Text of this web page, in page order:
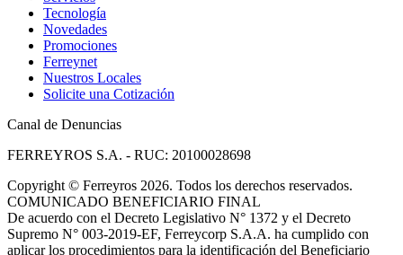
Tecnología
Novedades
Promociones
Ferreynet
Nuestros Locales
Solicite una Cotización
Canal de Denuncias
FERREYROS S.A. - RUC: 20100028698
Copyright © Ferreyros 2026. Todos los derechos reservados.
COMUNICADO BENEFICIARIO FINAL
De acuerdo con el Decreto Legislativo N° 1372 y el Decreto
Supremo N° 003-2019-EF, Ferreycorp S.A.A. ha cumplido con
aplicar los procedimientos para la identificación del Beneficiario